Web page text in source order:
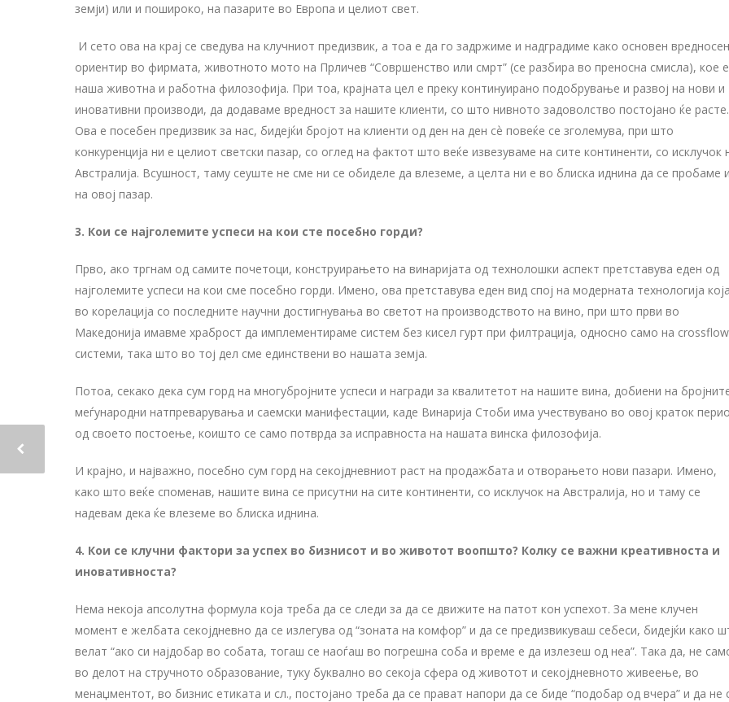
земји) или и пошироко, на пазарите во Европа и целиот свет.
И сето ова на крај се сведува на клучниот предизвик, а тоа е да го задржиме и надградиме како основен вредносен
ориентир во фирмата, животното мото на Прличев “Совршенство или смрт” (се разбира во преносна смисла), кое
наша животна и работна филозофија. При тоа, крајната цел е преку континуирано подобрување и развој на нови и
иновативни производи, да додаваме вредност за нашите клиенти, со што нивното задоволство постојано ќе расте.
Ова е посебен предизвик за нас, бидејќи бројот на клиенти од ден на ден сѐ повеќе се зголемува, при што
конкуренција ни е целиот светски пазар, со оглед на фактот што веќе извезуваме на сите континенти, со исклучок
Австралија. Всушност, таму сеуште не сме ни се обиделе да влеземе, а целта ни е во блиска иднина да се пробаме и
на овој пазар.
3. Кои се најголемите успеси на кои сте посебно горди?
Прво, ако тргнам од самите почетоци, конструирањето на винаријата од технолошки аспект претставува еден од
најголемите успеси на кои сме посебно горди. Имено, ова претставува еден вид спој на модерната технологија
во корелација со последните научни достигнувања во светот на производството на вино, при што први во
Македонија имавме храброст да имплементираме систем без кисел гурт при филтрација, односно само на crossflow
системи, така што во тој дел сме единствени во нашата земја.
Потоа, секако дека сум горд на многубројните успеси и награди за квалитетот на нашите вина, добиени на
меѓународни натпреварувања и саемски манифестации, каде Винарија Стоби има учествувано во овој краток
од своето постоење, коишто се само потврда за исправноста на нашата винска филозофија.
И крајно, и најважно, посебно сум горд на секојдневниот раст на продажбата и отворањето нови пазари. Имено,
како што веќе споменав, нашите вина се присутни на сите континенти, со исклучок на Австралија, но и таму се
надевам дека ќе влеземе во блиска иднина.
4. Кои се клучни фактори за успех во бизнисот и во животот воопшто? Колку се важни креативноста и
иновативноста?
Нема некоја апсолутна формула која треба да се следи за да се движите на патот кон успехот. За мене клучен
момент е желбата секојдневно да се излегува од “зоната на комфор” и да се предизвикуваш себеси, бидејќи како
велат “ако си најдобар во собата, тогаш се наоѓаш во погрешна соба и време е да излезеш од неа”. Така да, не
во делот на стручното образование, туку буквално во секоја сфера од животот и секојдневното живеење, во
менаџментот, во бизнис етиката и сл., постојано треба да се прават напори да се биде “подобар од вчера” и да не